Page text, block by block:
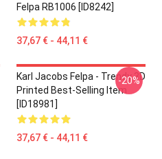
Felpa RB1006 [ID8242]
37,67 € - 44,11 €
Karl Jacobs Felpa - Trendy 3D
Printed Best-Selling Item
[ID18981]
37,67 € - 44,11 €
-20%